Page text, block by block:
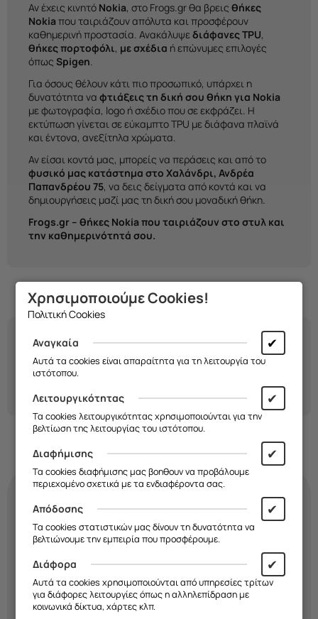
Αν έχεις κινητό Nokia, στο Frogs.gr θα βρεις θήκες
Nokia που ταιριάζουν απόλυτα και προσφέρουν
καθημερινή προστασία. Ανακάλυψεδιάφανες TPU,
θήκες πορτοφόλι, με σχέδια ή επώνυμες επιλογές
όπως Spigen.
Για όσους θέλουν κάτι πιο προσωπικό, υπάρχει η
δυνατότητα να φτιάξεις τη δική σου θήκη για Nokia
με φωτογραφία, logo ή σχέδιο που σε εκφράζει. Η
εκτύπωση γίνεται σε εύκαμπτο TPU με διάφανα πλαϊνά
και έντονα, ανεξίτηλα χρώματα.
Αν είσαι κοντά μας, μπορείς να περάσεις και από το
φυσικό μας κατάστημα στο Χαλάνδρι, Ανδρέα
Παπανδρέου 75, να δεις δείγματα από κοντά και να
δημιουργήσεις μαζί μας τη δική σου μοναδική θήκη.
Frogs.gr – θήκες Nokia που ταιριάζουν στο στυλ και
την καθημερινότητά σου.
Θήκες για Nokia κινητά σε διάφανες TPU, θήκες
πορτοφόλι,Spigenή με σχέδιο.Διάλεξε ή φτιάξε τη
δική σου στο Frogs.gr εύκολα.
Κάνε τη θήκη σου
τόσο μοναδική όσο κι
εσύ!
Διάλεξε σχέδιο, χρώμα και υλικό και
Χρησιμοποιούμε Cookies!
Πολιτική Cookies
Αναγκαία ✔
Αυτά τα cookies είναι απαραίτητα για τη λειτουργία του
ιστότοπου.
Λειτουργικότητας ✔
Τα cookies λειτουργικότητας χρησιμοποιούνται για την
βελτίωση της λειτουργίας του ιστότοπου.
Διαφήμισης ✔
Τα cookies διαφήμισης μας βοηθουν να προβάλουμε
περιεχομένο σχετικά με τα ενδιαφέροντα σας.
Απόδοσης ✔
Τα cookies στατιστικών μας δίνουν τη δυνατότητα να
βελτιώνουμε την εμπειρία που προσφέρουμε.
Διάφορα ✔
Αυτά τα cookies χρησιμοποιούνται από υπηρεσίες τρίτων
για διάφορες λειτουργίες όπως η αλληλεπίδραση με
κοινωνικά δίκτυα, χάρτες κλπ.